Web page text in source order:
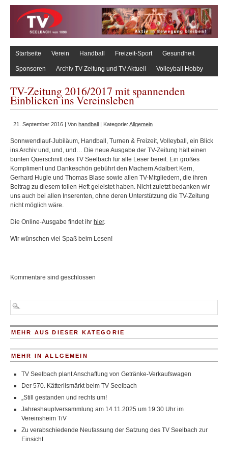
Startseite Verein Handball Freizeit-Sport Gesundheit
Sponsoren Archiv TV Zeitung und TV Aktuell Volleyball Hobby
TV-Zeitung 2016/2017 mit spannenden
Einblicken ins Vereinsleben
21. September 2016 | Von handball | Kategorie: Allgemein
Sonnwendlauf-Jubiläum, Handball, Turnen & Freizeit, Volleyball, ein Blick
ins Archiv und, und, und… Die neue Ausgabe der TV-Zeitung hält einen
bunten Querschnitt des TV Seelbach für alle Leser bereit. Ein großes
Kompliment und Dankeschön gebührt den Machern Adalbert Kern,
Gerhard Hugle und Thomas Blase sowie allen TV-Mitgliedern, die ihren
Beitrag zu diesem tollen Heft geleistet haben. Nicht zuletzt bedanken wir
uns auch bei allen Inserenten, ohne deren Unterstützung die TV-Zeitung
nicht möglich wäre.
Die Online-Ausgabe findet ihr hier.
Wir wünschen viel Spaß beim Lesen!
Kommentare sind geschlossen
MEHR AUS DIESER KATEGORIE
MEHR IN ALLGEMEIN
TV Seelbach plant Anschaffung von Getränke-Verkaufswagen
Der 570. Kätterlismärkt beim TV Seelbach
„Still gestanden und rechts um!
Jahreshauptversammlung am 14.11.2025 um 19:30 Uhr im
Vereinsheim TiV
Zu verabschiedende Neufassung der Satzung des TV Seelbach zur
Einsicht